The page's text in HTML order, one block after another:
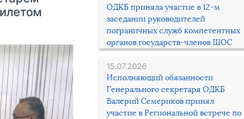
ОДКБ приняла участие в 12-м
заседании руководителей
пограничных служб компетентных
органов государств-членов ШОС
15.07.2026
Исполняющий обязанности
Генерального секретаря ОДКБ
Валерий Семериков принял
участие в Региональной встрече по